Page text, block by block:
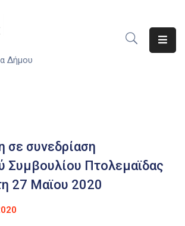
Δήμου
σε συνεδρίαση
Συμβουλίου Πτολεμαϊδας
27 Μαϊου 2020